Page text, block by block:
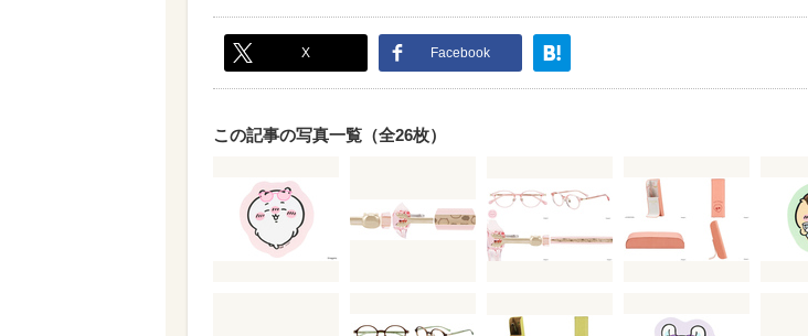
X Facebook
この記事の写真一覧（全26枚）